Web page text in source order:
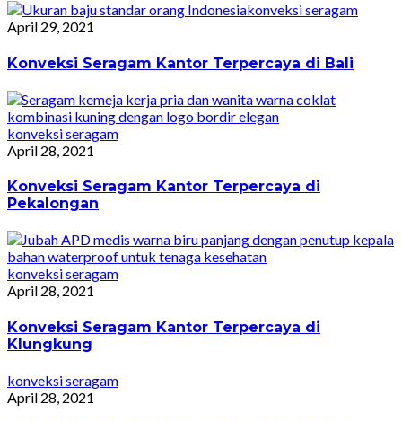
konveksi seragam
April 29, 2021
Konveksi Seragam Kantor Terpercaya di Bali
konveksi seragam
April 28, 2021
Konveksi Seragam Kantor Terpercaya di
Pekalongan
konveksi seragam
April 28, 2021
Konveksi Seragam Kantor Terpercaya di
Klungkung
konveksi seragam
April 28, 2021